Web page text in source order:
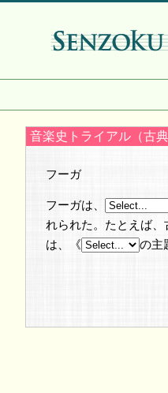
音楽史トライアル（古典
フーガ
フーガは、
れられた。たとえば
は、《
の主